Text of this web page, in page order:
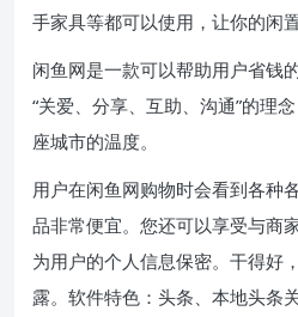
手家具等都可以使用，让你的闲
闲鱼网是一款可以帮助用户省钱
“关爱、分享、互助、沟通”的理
座城市的温度。
用户在闲鱼网购物时会看到各种
品非常便宜。您还可以享受与商
为用户的个人信息保密。干得好
露。软件特色：头条、本地头条